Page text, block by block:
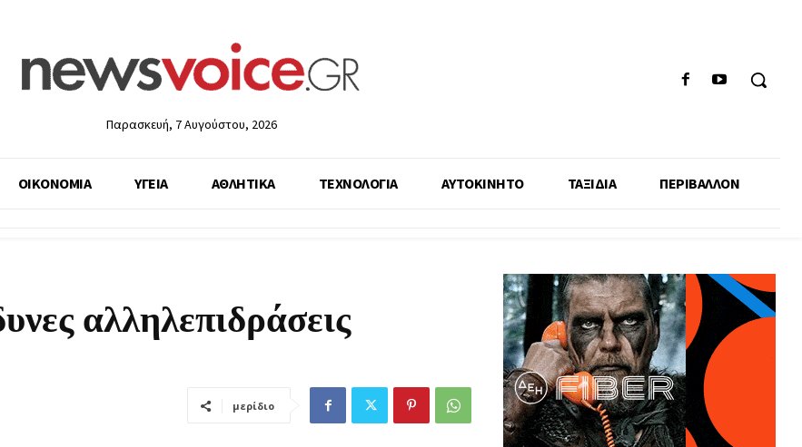
Παρασκευή, 7 Αυγούστου, 2026
ΟΙΚΟΝΟΜΙΑ ΥΓΕΙΑ ΑΘΛΗΤΙΚΑ ΤΕΧΝΟΛΟΓΙΑ ΑΥΤΟΚΙΝΗΤΟ ΤΑΞΙΔΙΑ ΠΕΡΙΒΑΛΛΟΝ
αλληλεπιδράσεις
μερίδιο